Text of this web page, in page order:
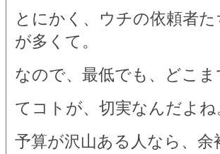
とにかく、ウチの依頼者
が多くて。
なので、最低でも、どこ
てコトが、切実なんだよね
予算が沢山ある人なら、